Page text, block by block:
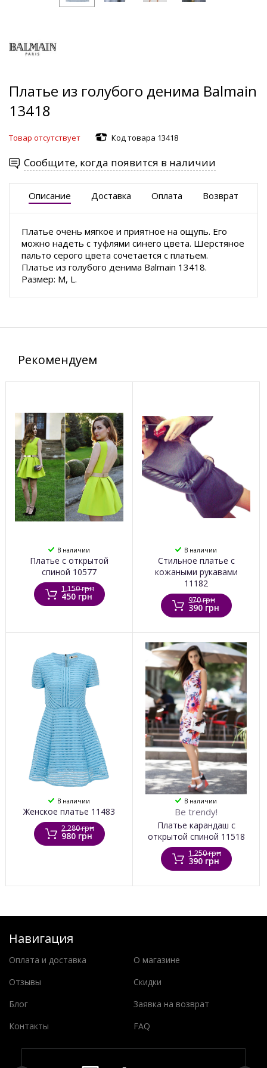
Платье из голубого денима Balmain
13418
Товар отсутствует Код товара 13418
Сообщите, когда появится в наличии
Описание Доставка Оплата Возврат
Платье очень мягкое и приятное на ощупь. Его
можно надеть с туфлями синего цвета. Шерстяное
пальто серого цвета сочетается с платьем.
Платье из голубого денима Balmain 13418.
Размер: M, L.
Рекомендуем
В наличии
Платье с открытой
спиной 10577
1 150 грн
450 грн
В наличии
Стильное платье с
кожаными рукавами
11182
970 грн
390 грн
В наличии
Женское платье 11483
2 280 грн
980 грн
В наличии
Be trendy!
Платье карандаш с
открытой спиной 11518
1 250 грн
390 грн
Навигация
Оплата и доставка
О магазине
Отзывы
Скидки
Блог
Заявка на возврат
Контакты
FAQ